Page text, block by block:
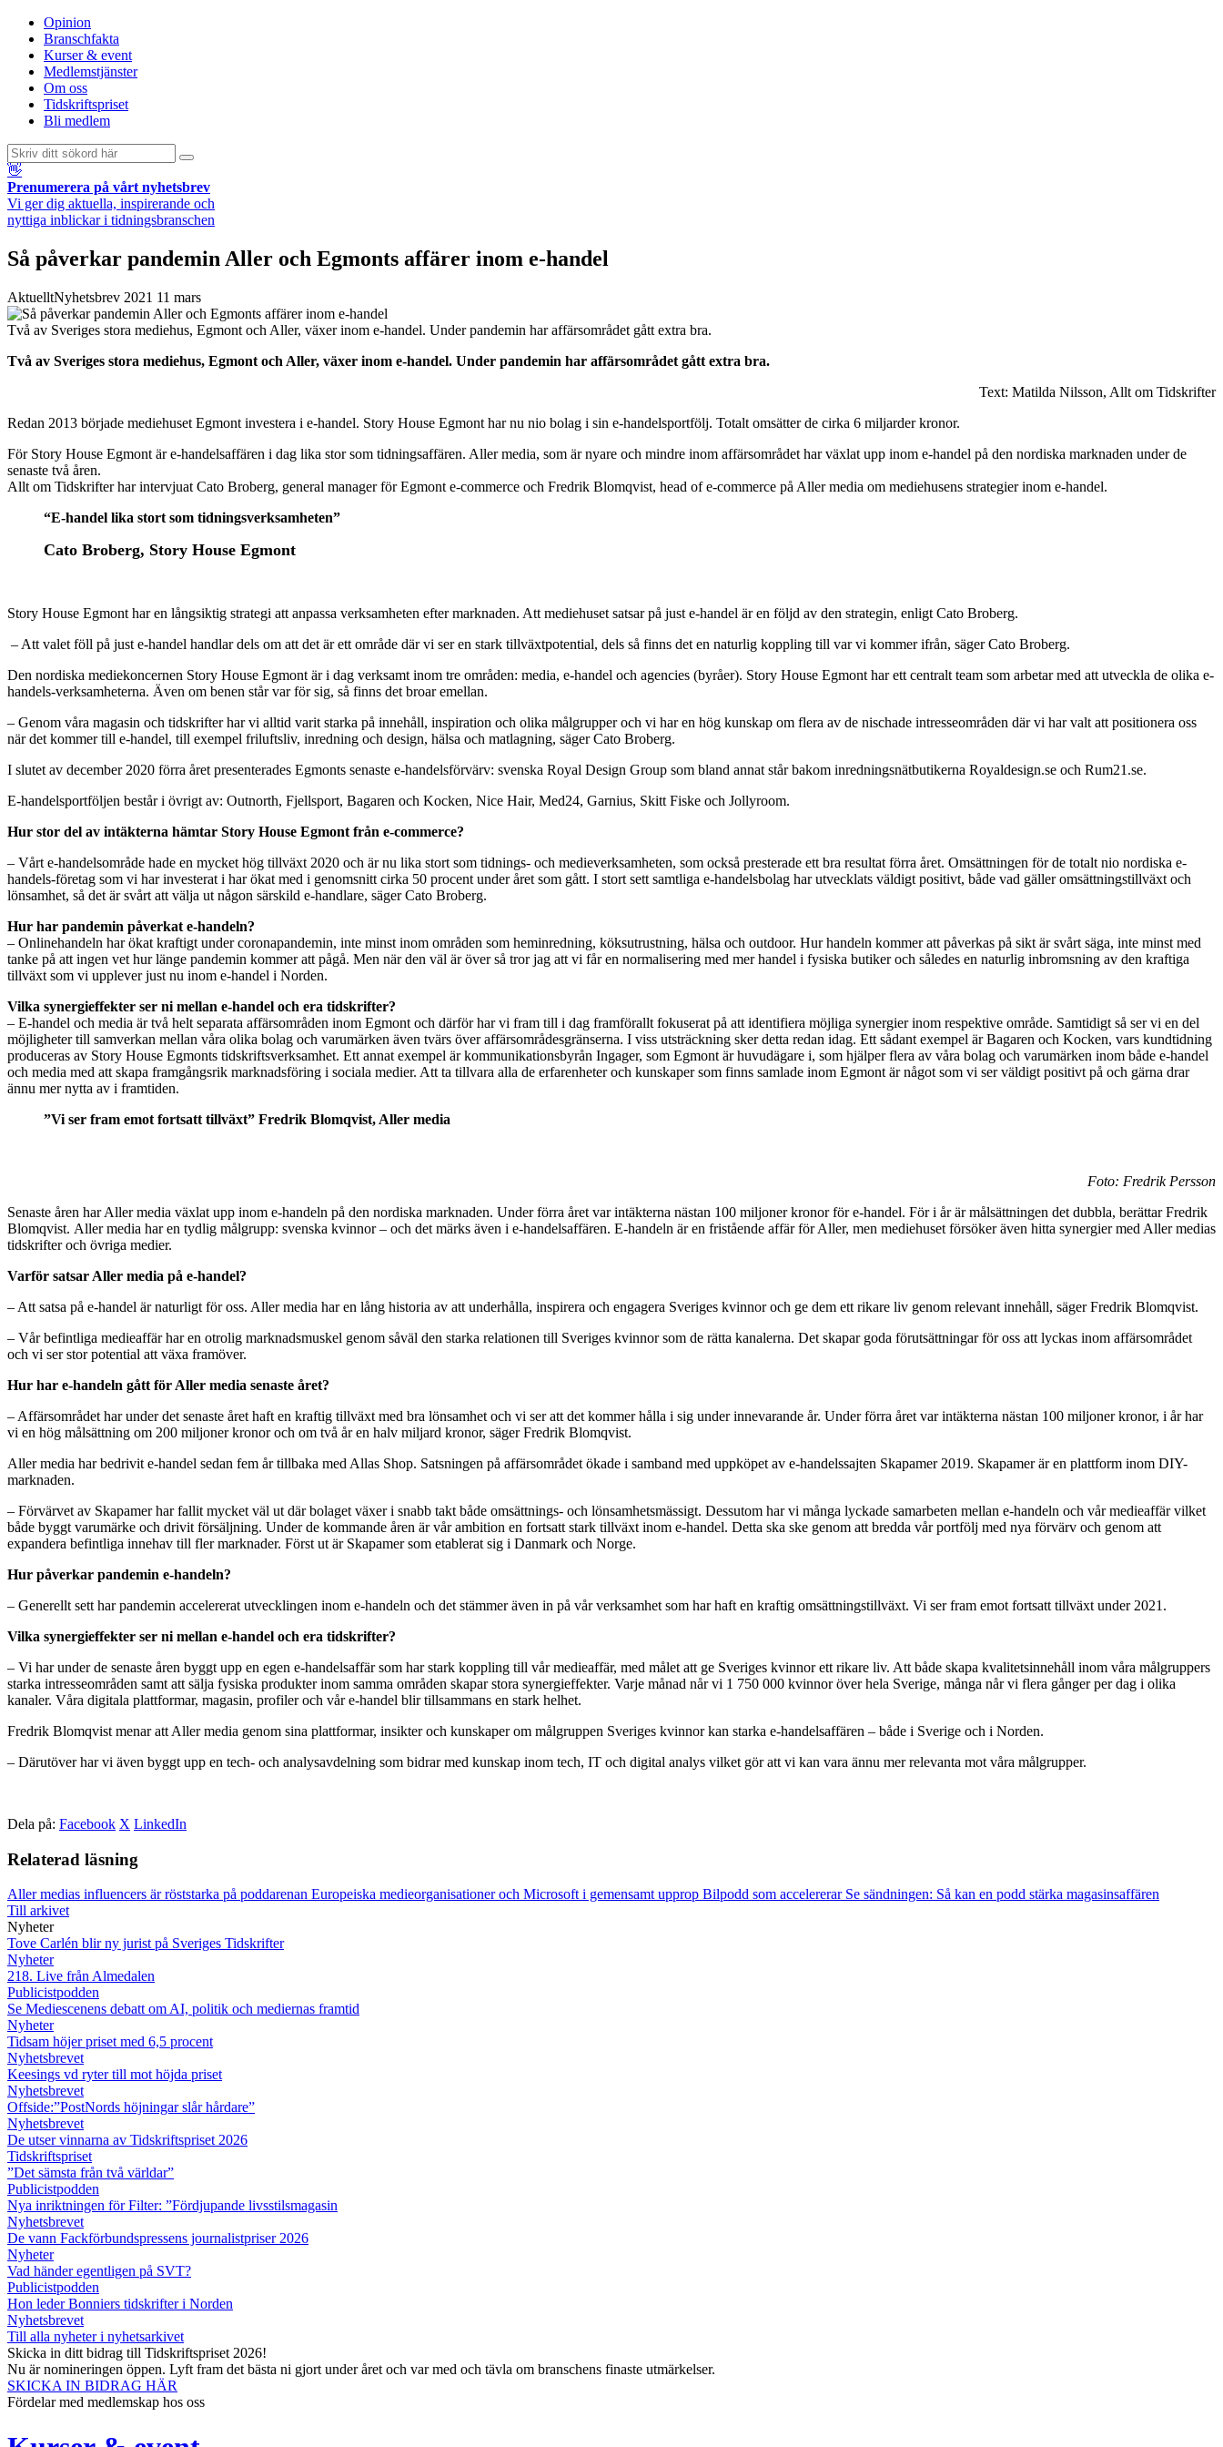
Opinion
Branschfakta
Kurser & event
Medlemstjänster
Om oss
Tidskriftspriset
Bli medlem
👋
Prenumerera på vårt nyhetsbrev
Vi ger dig aktuella, inspirerande och
nyttiga inblickar i tidningsbranschen
Så påverkar pandemin Aller och Egmonts affärer inom e-handel
AktuelltNyhetsbrev 2021 11 mars
Två av Sveriges stora mediehus, Egmont och Aller, växer inom e-handel. Under pandemin har affärsområdet gått extra bra.
Två av Sveriges stora mediehus, Egmont och Aller, växer inom e-handel. Under pandemin har affärsområdet gått extra bra.
Text: Matilda Nilsson, Allt om Tidskrifter
Redan 2013 började mediehuset Egmont investera i e-handel. Story House Egmont har nu nio bolag i sin e-handelsportfölj. Totalt omsätter de cirka 6 miljarder kronor.
För Story House Egmont är e-handelsaffären i dag lika stor som tidningsaffären. Aller media, som är nyare och mindre inom affärsområdet har växlat upp inom e-handel på den nordiska marknaden under de
senaste två åren.
Allt om Tidskrifter har intervjuat Cato Broberg, general manager för Egmont e-commerce och Fredrik Blomqvist, head of e-commerce på Aller media om mediehusens strategier inom e-handel.
“E-handel lika stort som tidningsverksamheten”
Cato Broberg, Story House Egmont
Story House Egmont har en långsiktig strategi att anpassa verksamheten efter marknaden. Att mediehuset satsar på just e-handel är en följd av den strategin, enligt Cato Broberg.
– Att valet föll på just e-handel handlar dels om att det är ett område där vi ser en stark tillväxtpotential, dels så finns det en naturlig koppling till var vi kommer ifrån, säger Cato Broberg.
Den nordiska mediekoncernen Story House Egmont är i dag verksamt inom tre områden: media, e-handel och agencies (byråer). Story House Egmont har ett centralt team som arbetar med att utveckla de olika e-
handels-verksamheterna. Även om benen står var för sig, så finns det broar emellan.
– Genom våra magasin och tidskrifter har vi alltid varit starka på innehåll, inspiration och olika målgrupper och vi har en hög kunskap om flera av de nischade intresseområden där vi har valt att positionera oss
när det kommer till e-handel, till exempel friluftsliv, inredning och design, hälsa och matlagning, säger Cato Broberg.
I slutet av december 2020 förra året presenterades Egmonts senaste e-handelsförvärv: svenska Royal Design Group som bland annat står bakom inredningsnätbutikerna Royaldesign.se och Rum21.se.
E-handelsportföljen består i övrigt av: Outnorth, Fjellsport, Bagaren och Kocken, Nice Hair, Med24, Garnius, Skitt Fiske och Jollyroom.
Hur stor del av intäkterna hämtar Story House Egmont från e-commerce?
– Vårt e-handelsområde hade en mycket hög tillväxt 2020 och är nu lika stort som tidnings- och medieverksamheten, som också presterade ett bra resultat förra året. Omsättningen för de totalt nio nordiska e-
handels-företag som vi har investerat i har ökat med i genomsnitt cirka 50 procent under året som gått. I stort sett samtliga e-handelsbolag har utvecklats väldigt positivt, både vad gäller omsättningstillväxt och
lönsamhet, så det är svårt att välja ut någon särskild e-handlare, säger Cato Broberg.
Hur har pandemin påverkat e-handeln?
– Onlinehandeln har ökat kraftigt under coronapandemin, inte minst inom områden som heminredning, köksutrustning, hälsa och outdoor. Hur handeln kommer att påverkas på sikt är svårt säga, inte minst med
tanke på att ingen vet hur länge pandemin kommer att pågå. Men när den väl är över så tror jag att vi får en normalisering med mer handel i fysiska butiker och således en naturlig inbromsning av den kraftiga
tillväxt som vi upplever just nu inom e-handel i Norden.
Vilka synergieffekter ser ni mellan e-handel och era tidskrifter?
– E-handel och media är två helt separata affärsområden inom Egmont och därför har vi fram till i dag framförallt fokuserat på att identifiera möjliga synergier inom respektive område. Samtidigt så ser vi en del
möjligheter till samverkan mellan våra olika bolag och varumärken även tvärs över affärsområdesgränserna. I viss utsträckning sker detta redan idag. Ett sådant exempel är Bagaren och Kocken, vars kundtidning
produceras av Story House Egmonts tidskriftsverksamhet. Ett annat exempel är kommunikationsbyrån Ingager, som Egmont är huvudägare i, som hjälper flera av våra bolag och varumärken inom både e-handel
och media med att skapa framgångsrik marknadsföring i sociala medier. Att ta tillvara alla de erfarenheter och kunskaper som finns samlade inom Egmont är något som vi ser väldigt positivt på och gärna drar
ännu mer nytta av i framtiden.
”Vi ser fram emot fortsatt tillväxt” Fredrik Blomqvist, Aller media
Foto: Fredrik Persson
Senaste åren har Aller media växlat upp inom e-handeln på den nordiska marknaden. Under förra året var intäkterna nästan 100 miljoner kronor för e-handel. För i år är målsättningen det dubbla, berättar Fredrik
Blomqvist. Aller media har en tydlig målgrupp: svenska kvinnor – och det märks även i e-handelsaffären. E-handeln är en fristående affär för Aller, men mediehuset försöker även hitta synergier med Aller medias
tidskrifter och övriga medier.
Varför satsar Aller media på e-handel?
– Att satsa på e-handel är naturligt för oss. Aller media har en lång historia av att underhålla, inspirera och engagera Sveriges kvinnor och ge dem ett rikare liv genom relevant innehåll, säger Fredrik Blomqvist.
– Vår befintliga medieaffär har en otrolig marknadsmuskel genom såväl den starka relationen till Sveriges kvinnor som de rätta kanalerna. Det skapar goda förutsättningar för oss att lyckas inom affärsområdet
och vi ser stor potential att växa framöver.
Hur har e-handeln gått för Aller media senaste året?
– Affärsområdet har under det senaste året haft en kraftig tillväxt med bra lönsamhet och vi ser att det kommer hålla i sig under innevarande år. Under förra året var intäkterna nästan 100 miljoner kronor, i år har
vi en hög målsättning om 200 miljoner kronor och om två år en halv miljard kronor, säger Fredrik Blomqvist.
Aller media har bedrivit e-handel sedan fem år tillbaka med Allas Shop. Satsningen på affärsområdet ökade i samband med uppköpet av e-handelssajten Skapamer 2019. Skapamer är en plattform inom DIY-
marknaden.
– Förvärvet av Skapamer har fallit mycket väl ut där bolaget växer i snabb takt både omsättnings- och lönsamhetsmässigt. Dessutom har vi många lyckade samarbeten mellan e-handeln och vår medieaffär vilket
både byggt varumärke och drivit försäljning. Under de kommande åren är vår ambition en fortsatt stark tillväxt inom e-handel. Detta ska ske genom att bredda vår portfölj med nya förvärv och genom att
expandera befintliga innehav till fler marknader. Först ut är Skapamer som etablerat sig i Danmark och Norge.
Hur påverkar pandemin e-handeln?
– Generellt sett har pandemin accelererat utvecklingen inom e-handeln och det stämmer även in på vår verksamhet som har haft en kraftig omsättningstillväxt. Vi ser fram emot fortsatt tillväxt under 2021.
Vilka synergieffekter ser ni mellan e-handel och era tidskrifter?
– Vi har under de senaste åren byggt upp en egen e-handelsaffär som har stark koppling till vår medieaffär, med målet att ge Sveriges kvinnor ett rikare liv. Att både skapa kvalitetsinnehåll inom våra målgruppers
starka intresseområden samt att sälja fysiska produkter inom samma områden skapar stora synergieffekter. Varje månad når vi 1 750 000 kvinnor över hela Sverige, många når vi flera gånger per dag i olika
kanaler. Våra digitala plattformar, magasin, profiler och vår e-handel blir tillsammans en stark helhet.
Fredrik Blomqvist menar att Aller media genom sina plattformar, insikter och kunskaper om målgruppen Sveriges kvinnor kan starka e-handelsaffären – både i Sverige och i Norden.
– Därutöver har vi även byggt upp en tech- och analysavdelning som bidrar med kunskap inom tech, IT och digital analys vilket gör att vi kan vara ännu mer relevanta mot våra målgrupper.
Dela på: Facebook X LinkedIn
Relaterad läsning
Aller medias influencers är röststarka på poddarenan Europeiska medieorganisationer och Microsoft i gemensamt upprop Bilpodd som accelererar Se sändningen: Så kan en podd stärka magasinsaffären
Till arkivet
Nyheter
Tove Carlén blir ny jurist på Sveriges Tidskrifter
Nyheter
218. Live från Almedalen
Publicistpodden
Se Mediescenens debatt om AI, politik och mediernas framtid
Nyheter
Tidsam höjer priset med 6,5 procent
Nyhetsbrevet
Keesings vd ryter till mot höjda priset
Nyhetsbrevet
Offside:”PostNords höjningar slår hårdare”
Nyhetsbrevet
De utser vinnarna av Tidskriftspriset 2026
Tidskriftspriset
”Det sämsta från två världar”
Publicistpodden
Nya inriktningen för Filter: ”Fördjupande livsstilsmagasin
Nyhetsbrevet
De vann Fackförbundspressens journalistpriser 2026
Nyheter
Vad händer egentligen på SVT?
Publicistpodden
Hon leder Bonniers tidskrifter i Norden
Nyhetsbrevet
Till alla nyheter i nyhetsarkivet
Skicka in ditt bidrag till Tidskriftspriset 2026!
Nu är nomineringen öppen. Lyft fram det bästa ni gjort under året och var med och tävla om branschens finaste utmärkelser.
SKICKA IN BIDRAG HÄR
Fördelar med medlemskap hos oss